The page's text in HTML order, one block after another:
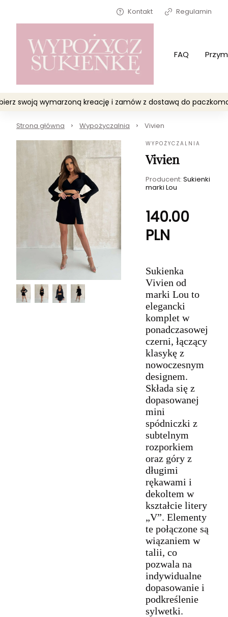
Kontakt Regulamin
FAQ
swoją wymarzoną kreację i zamów z dostawą do
Strona główna Wypożyczalnia Vivien
WYPOŻYCZALNIA
Vivien
Producent:Sukienki
marki Lou
140.00
PLN
Sukienka
Vivien od
marki Lou to
elegancki
komplet w
ponadczasowej
czerni, łączący
klasykę z
nowoczesnym
designem.
Składa się z
dopasowanej
mini
spódniczki z
subtelnym
rozporkiem
oraz góry z
długimi
rękawami i
dekoltem w
kształcie litery
„V”. Elementy
te połączone są
wiązaniem w
talii, co
pozwala na
indywidualne
dopasowanie i
podkreślenie
sylwetki.